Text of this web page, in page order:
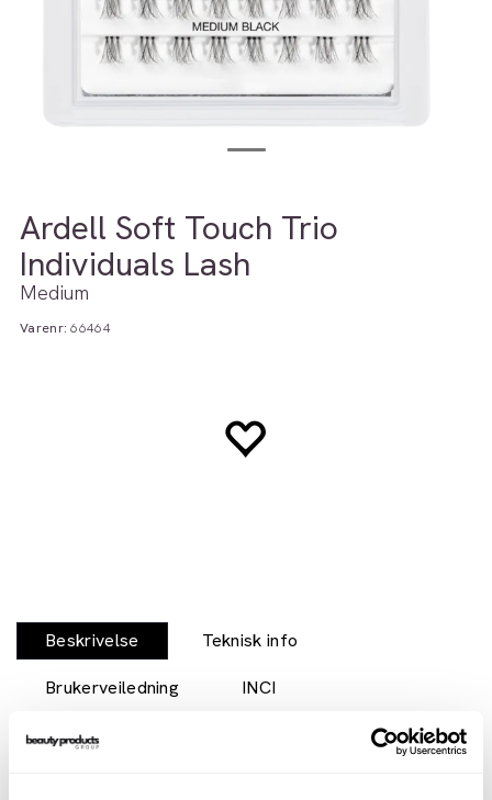
Ardell Soft Touch Trio
Individuals Lash
Medium
Varenr:66464
Beskrivelse Teknisk info
Brukerveiledning INCI
Ardells Soft Touch Lashes er ultralette volumvipper som er